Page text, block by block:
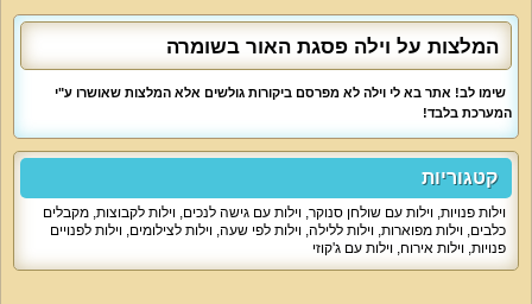
לא יחסיר מכם דבר ויציע לכם‫:‬ מכונת אספרסו‫,‬ מיקרוגל‫,‬ פנת אוכל‫,‬ מקרר
גדול ועוד‫.‬
אטרקציות מיוחדות בוילה‫
ג׳קוזי ספא מפנק‫,‬בריכת שחייה מיוחדת‫,‬שולחן סנוקר כיפי‫,‬פינת פלסטיישן
וטלוויזיה המחוברת ללווין‫
מיוחד לילדים‫:‬
המלצות על וילה פסגת האור בשומרה
שימו לב! אתר בא לי וילה לא מפרסם ביקורות גולשים אלא המלצות שאושרו ע"י
המערכת בלבד!
קטגוריות
וילות פנויות, וילות עם שולחן סנוקר, וילות עם גישה לנכים, וילות לקבוצות, מקבלים
כלבים, וילות מפוארות, וילות ללילה, וילות לפי שעה, וילות לצילומים, וילות לפנויים
פנויות, וילות אירוח, וילות עם ג'קוזי